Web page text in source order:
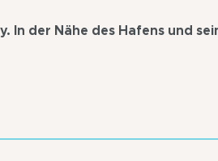
In der Nähe des Hafens und